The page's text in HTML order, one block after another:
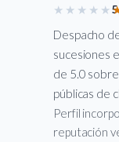
★★★★★
Despacho
sucesiones
de 5.0
públicas de
Perfil
reputación